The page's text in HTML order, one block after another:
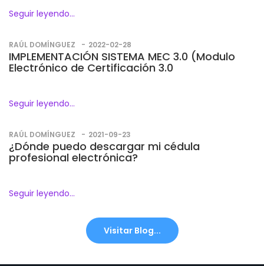
Seguir leyendo...
RAÚL DOMÍNGUEZ 2022-02-28
IMPLEMENTACIÓN SISTEMA MEC 3.0 (Modulo
Electrónico de Certificación 3.0
Seguir leyendo...
RAÚL DOMÍNGUEZ 2021-09-23
¿Dónde puedo descargar mi cédula
profesional electrónica?
Seguir leyendo...
Visitar Blog...